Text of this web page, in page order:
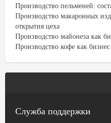
Производство пельменей:
Производство макаронных
открытия цеха
Производство майонеза как
Производство кофе как бизнес
Служба поддержки